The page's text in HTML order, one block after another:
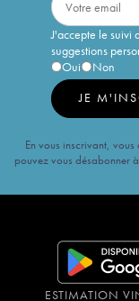
J'accepte le suivi
suggestions
Oui
Non
JE
En vous inscrivant,
pouvez vous désabonner
ESTIMATION